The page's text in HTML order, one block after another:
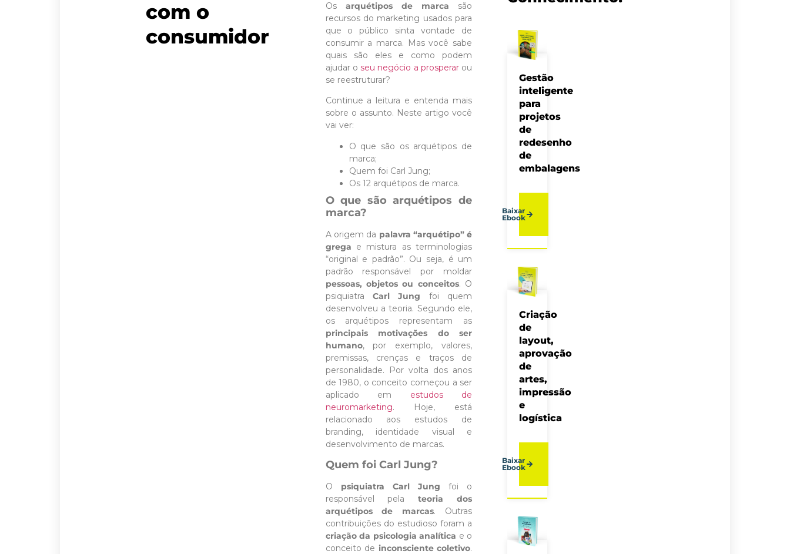
com o
consumidor
Os arquétipos de marca são
recursos do marketing usados para
que o público sinta vontade de
consumir a marca. Mas você sabe
quais são eles e como podem
ajudar o seu negócio a prosperarou
se reestruturar?
Continue a leitura e entenda mais
sobre o assunto. Neste artigo você
vai ver:
O que são os arquétipos de
marca;
Quem foi Carl Jung;
Os 12 arquétipos de marca.
O que são arquétipos de
marca?
A origem da palavra “arquétipo” é
grega e mistura as terminologias
“original e padrão”. Ou seja, é um
padrão responsável por moldar
pessoas, objetos ou conceitos. O
psiquiatra Carl Jung foi quem
desenvolveu a teoria. Segundo ele,
os arquétipos representam as
principais motivações do ser
humano, por exemplo, valores,
premissas, crenças e traços de
personalidade. Por volta dos anos
de 1980, o conceito começou a ser
aplicado em estudos de
neuromarketing. Hoje, está
relacionado aos estudos de
branding, identidade visual e
desenvolvimento de marcas.
Quem foi Carl Jung?
O psiquiatra Carl Jung foi o
responsável pelateoria dos
arquétipos de marcas. Outras
contribuições do estudioso foram a
criação da psicologia analítica e o
conceito de inconsciente coletivo.
Gestão
inteligente
para
projetos
de
redesenho
de
embalagens
Baixar
Ebook
Criação
de
layout,
aprovação
de
artes,
impressão
e
logística
Baixar
Ebook